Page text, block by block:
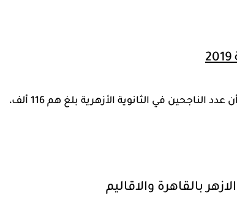
وقد اوضح عامر في مؤتمر صحفي، أن عدد الناجحين في الثانوية الأزهرية بلغ هم 116 ألف،
بالقاهرة والاقاليم